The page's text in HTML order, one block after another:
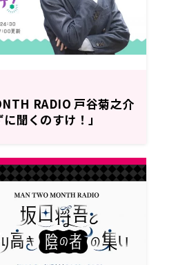
RADIO 戸谷菊之介
聞くのすけ！」